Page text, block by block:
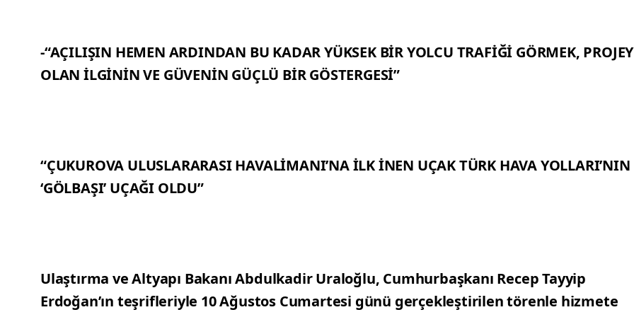
-“AÇILIŞIN HEMEN ARDINDAN BU KADAR YÜKSEK BİR YOLCU TRAFİĞİ GÖRMEK,
OLAN İLGİNİN VE GÜVENİN GÜÇLÜ BİR GÖSTERGESİ”
“ÇUKUROVA ULUSLARARASI HAVALİMANI’NA İLK İNEN UÇAK TÜRK HAVA YOLLARI’NIN
‘GÖLBAŞI’ UÇAĞI OLDU”
Ulaştırma ve Altyapı Bakanı Abdulkadir Uraloğlu, Cumhurbaşkanı Recep Tayyip
Erdoğan’ın teşrifleriyle 10 Ağustos Cumartesi günü gerçekleştirilen törenle hizmete